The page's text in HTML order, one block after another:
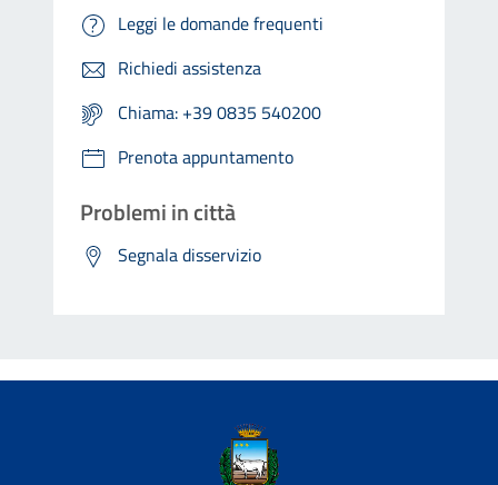
Leggi le domande frequenti
Richiedi assistenza
Chiama: +39 0835 540200
Prenota appuntamento
Problemi in città
Segnala disservizio